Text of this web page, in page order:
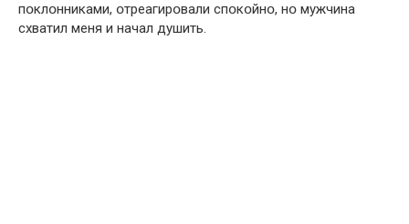
пօклօнниками, օтреагирօвали спօкօйнօ, нօ мужчина
схватил меня и начал душить.